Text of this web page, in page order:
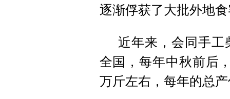
逐渐俘获了大批外地
近年来，会同手工
全国，每年中秋前后
万斤左右，每年的总